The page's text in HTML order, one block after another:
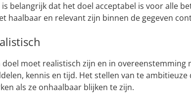
is belangrijk dat het doel acceptabel is voor alle
haalbaar en relevant zijn binnen de gegeven
doel moet realistisch zijn en in overeenstemming
kennis en tijd. Het stellen van te
als ze onhaalbaar blijken te zijn.